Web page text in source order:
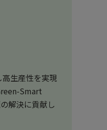
生産性を実現
Smart
解決に貢献し